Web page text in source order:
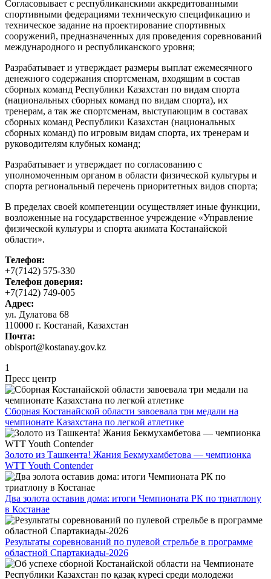
Согласовывает с республиканскими аккредитованными
спортивными федерациями техническую спецификацию и
техническое задание на проектирование спортивных
сооружений, предназначенных для проведения соревнований
международного и республиканского уровня;
Разрабатывает и утверждает размеры выплат ежемесячного
денежного содержания спортсменам, входящим в состав
сборных команд Республики Казахстан по видам спорта
(национальных сборных команд по видам спорта), их
тренерам, а так же спортсменам, выступающим в составах
сборных команд Республики Казахстан (национальных
сборных команд) по игровым видам спорта, их тренерам и
руководителям клубных команд;
Разрабатывает и утверждает по согласованию с
уполномоченным органом в области физической культуры и
спорта региональный перечень приоритетных видов спорта;
В пределах своей компетенции осуществляет иные функции,
возложенные на государственное учреждение «Управление
физической культуры и спорта акимата Костанайской
области».
Телефон:
+7(7142) 575-330
Телефон доверия:
+7(7142) 749-005
Адрес:
ул. Дулатова 68
110000 г. Костанай, Казахстан
Почта:
oblsport@kostanay.gov.kz
1
Пресс центр
Сборная Костанайской области завоевала три медали на
чемпионате Казахстана по легкой атлетике
Золото из Ташкента! Жания Бекмухамбетова — чемпионка
WTT Youth Contender
Два золота оставив дома: итоги Чемпионата РК по триатлону
в Костанае
Результаты соревнований по пулевой стрельбе в программе
областной Спартакиады-2026